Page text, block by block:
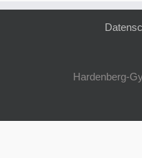
Hardenberg-